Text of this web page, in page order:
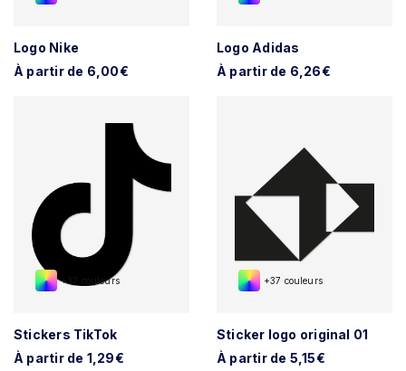
Logo Nike
À partir de 6,00€
Logo Adidas
À partir de 6,26€
+37 couleurs
Stickers TikTok
À partir de 1,29€
+37 couleurs
Sticker logo original 01
À partir de 5,15€